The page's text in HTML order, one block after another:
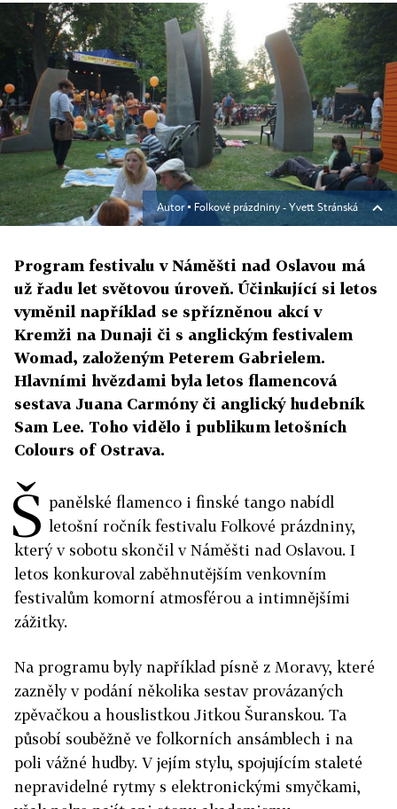
Autor ▪ Folkové prázdniny - Yvett Stránská
Program festivalu v Náměšti nad Oslavou má
už řadu let světovou úroveň. Účinkující si letos
vyměnil například se spřízněnou akcí v
Kremži na Dunaji či s anglickým festivalem
Womad, založeným Peterem Gabrielem.
Hlavními hvězdami byla letos flamencová
sestava Juana Carmóny či anglický hudebník
Sam Lee. Toho vidělo i publikum letošních
Colours of Ostrava.
Š panělské flamenco i finské tango nabídl
letošní ročník festivalu Folkové prázdniny,
který v sobotu skončil v Náměšti nad Oslavou. I
letos konkuroval zaběhnutějším venkovním
festivalům komorní atmosférou a intimnějšími
zážitky.
Na programu byly například písně z Moravy, které
zazněly v podání několika sestav provázaných
zpěvačkou a houslistkou Jitkou Šuranskou. Ta
působí souběžně ve folkorních ansámblech i na
poli vážné hudby. V jejím stylu, spojujícím staleté
nepravidelné rytmy s elektronickými smyčkami,